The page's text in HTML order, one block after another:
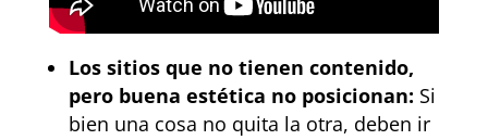
Los sitios que no tienen contenido,
pero buena estética no posicionan: Si
bien una cosa no quita la otra, deben ir